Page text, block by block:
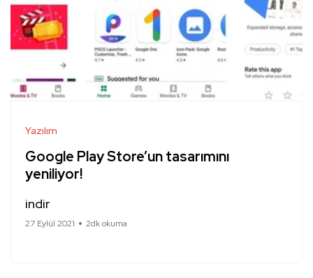
Yazılım
Google Play Store’un tasarımını
yeniliyor!
indir
27 Eylül 2021 2dk okuma